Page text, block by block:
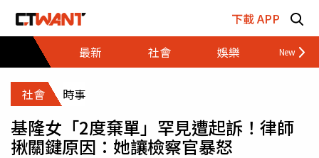
下載 APP
最新
社會 娛樂 財經
社會 時事
基隆女「2度棄單」罕見遭起訴！律師
揪關鍵原因：她讓檢察官暴怒